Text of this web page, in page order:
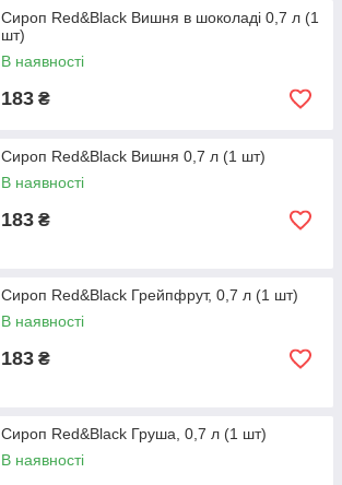
Сироп Red&Black Вишня в шоколаді 0,7 л (1
шт)
В наявності
183 ₴
Сироп Red&Black Вишня 0,7 л (1 шт)
В наявності
183 ₴
Сироп Red&Black Грейпфрут, 0,7 л (1 шт)
В наявності
183 ₴
Сироп Red&Black Груша, 0,7 л (1 шт)
В наявності